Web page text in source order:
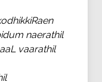
naerathil
vaarathil